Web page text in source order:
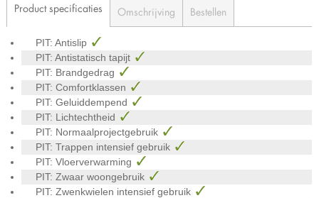
Product specificaties Omschrijving Bestellen
PIT: Antislip
PIT: Antistatisch tapijt
PIT: Brandgedrag
PIT: Comfortklassen
PIT: Geluiddempend
PIT: Lichtechtheid
PIT: Normaalprojectgebruik
PIT: Trappen intensief gebruik
PIT: Vloerverwarming
PIT: Zwaar woongebruik
PIT: Zwenkwielen intensief gebruik